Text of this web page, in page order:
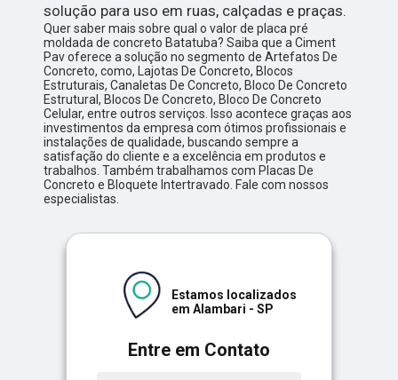
solução para uso em ruas, calçadas e praças.
Quer saber mais sobre qual o valor de placa pré
moldada de concreto Batatuba? Saiba que a Ciment
Pav oferece a solução no segmento de Artefatos De
Concreto, como, Lajotas De Concreto, Blocos
Estruturais, Canaletas De Concreto, Bloco De Concreto
Estrutural, Blocos De Concreto, Bloco De Concreto
Celular, entre outros serviços. Isso acontece graças aos
investimentos da empresa com ótimos profissionais e
instalações de qualidade, buscando sempre a
satisfação do cliente e a excelência em produtos e
trabalhos. Também trabalhamos com Placas De
Concreto e Bloquete Intertravado. Fale com nossos
especialistas.
Entre em Contato
Estamos localizados
em Alambari - SP